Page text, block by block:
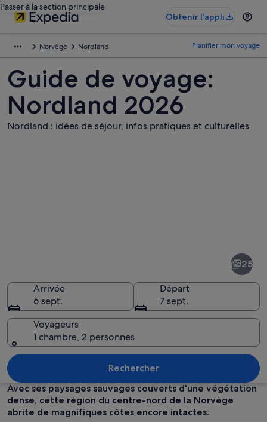
Passer à la section principale
Obtenir l’appli
Norvège Nordland Planifier mon voyage
Guide de voyage:
Nordland 2026
Nordland : idées de séjour, infos pratiques et culturelles
Une chaîne de montagnes aux
25
Arrivée
6 sept.
Départ
7 sept.
Voyageurs
1 chambre, 2 personnes
Rechercher
Avec ses paysages sauvages couverts d'une végétation
dense, cette région du centre-nord de la Norvège
abrite de magnifiques côtes encore intactes.